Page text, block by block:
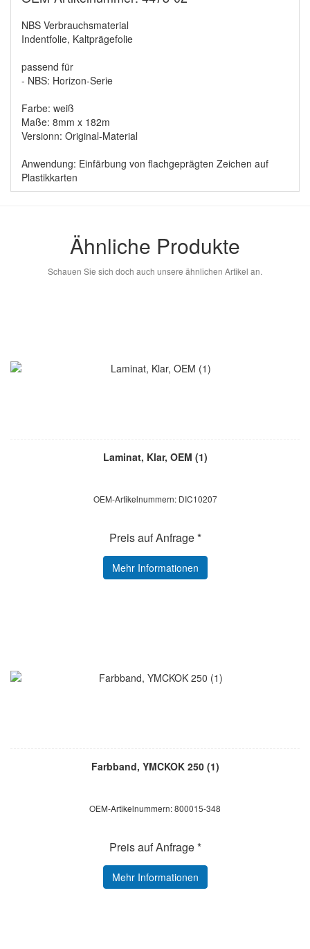
NBS Verbrauchsmaterial
Indentfolie, Kaltprägefolie
passend für
- NBS: Horizon-Serie
Farbe: weiß
Maße: 8mm x 182m
Versionn: Original-Material
Anwendung: Einfärbung von flachgeprägten Zeichen auf
Plastikkarten
Ähnliche Produkte
Schauen Sie sich doch auch unsere ähnlichen Artikel an.
Laminat, Klar, OEM (1)
OEM-Artikelnummern: DIC10207
Preis auf Anfrage *
Mehr Informationen
Farbband, YMCKOK 250 (1)
OEM-Artikelnummern: 800015-348
Preis auf Anfrage *
Mehr Informationen